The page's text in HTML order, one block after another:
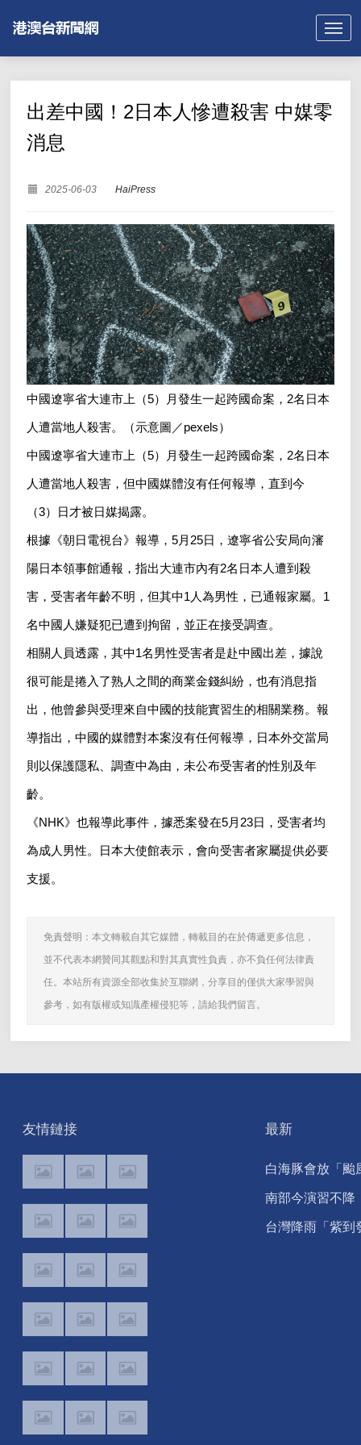
出差中國！2日本人慘遭殺害 中媒零
消息
2025-06-03 HaiPress
中國遼寧省大連市上（5）月發生一起跨國命案，2名日本
人遭當地人殺害。（示意圖／pexels）
中國遼寧省大連市上（5）月發生一起跨國命案，2名日本
人遭當地人殺害，但中國媒體沒有任何報導，直到今
（3）日才被日媒揭露。
根據《朝日電視台》報導，5月25日，遼寧省公安局向瀋
陽日本領事館通報，指出大連市內有2名日本人遭到殺
害，受害者年齡不明，但其中1人為男性，已通報家屬。1
名中國人嫌疑犯已遭到拘留，並正在接受調查。
相關人員透露，其中1名男性受害者是赴中國出差，據說
很可能是捲入了熟人之間的商業金錢糾紛，也有消息指
出，他曾參與受理來自中國的技能實習生的相關業務。報
導指出，中國的媒體對本案沒有任何報導，日本外交當局
則以保護隱私、調查中為由，未公布受害者的性別及年
齡。
《NHK》也報導此事件，據悉案發在5月23日，受害者均
為成人男性。日本大使館表示，會向受害者家屬提供必要
支援。
免責聲明：本文轉載自其它媒體，轉載目的在於傳遞更多信息，
並不代表本網贊同其觀點和對其真實性負責，亦不負任何法律責
任。本站所有資源全部收集於互聯網，分享目的僅供大家學習與
參考，如有版權或知識產權侵犯等，請給我們留言。
友情鏈接 最新
白海豚會放「颱
假」嗎？ 專家分
析曝光
南部今演習不降
速！今早10點手
台灣降雨「紫到